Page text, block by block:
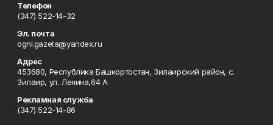
Телефон
(347) 522-14-32
Эл. почта
ogni.gazeta@yandex.ru
Адрес
453680, Республика Башкортостан, Зилаирский район, с.
Зилаир, ул. Ленина,64 А
Рекламная служба
(347) 522-14-86